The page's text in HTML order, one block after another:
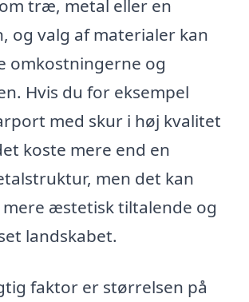
træ, metal eller en
og valg af materialer kan
omkostningerne og
Hvis du for eksempel
med skur i høj kvalitet
koste mere end en
men det kan
æstetisk tiltalende og
landskabet.
faktor er størrelsen på